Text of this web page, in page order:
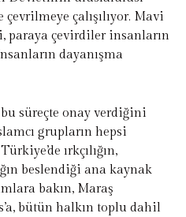
çalışılıyor. Mavi
paraya çevirdiler insanların
dayanışma
süreçte onay verdiğini
grupların hepsi
ırkçılığın,
beslendiği ana kaynak
bakın, Maraş
bütün halkın toplu dahil